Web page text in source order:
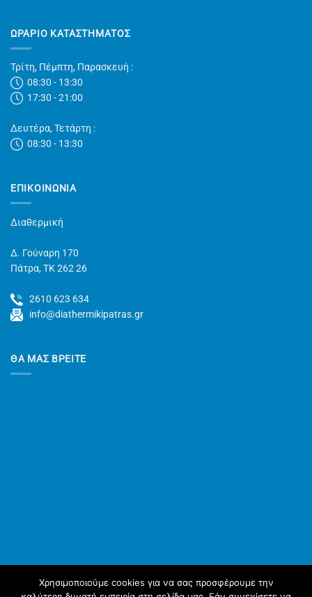
ΩΡΑΡΙΟ ΚΑΤΑΣΤΗΜΑΤΟΣ
Τρίτη, Πέμπτη, Παρασκευή :
08:30 - 13:30
17:30 - 21:00
Δευτέρα, Τετάρτη :
08:30 - 13:30
ΕΠΙΚΟΙΝΩΝΊΑ
Διαθερμική
Δ. Γούναρη 170
Πάτρα, TK 262 26
2610 623 634
info@diathermikipatras.gr
ΘΑ ΜΑΣ ΒΡΕΙΤΕ
Χρησιμοποιούμε cookies για να σας προσφέρουμε την